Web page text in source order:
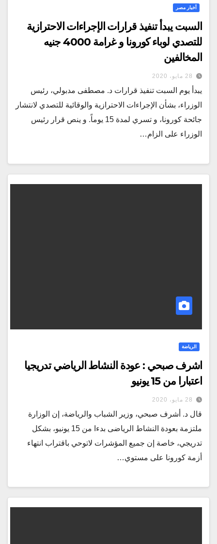
أخبار مصر
السبت يبدأ تنفيذ قرارات الإجراءات الاحترازية
للتصدي لوباء كورونا و غرامة 4000 جنيه
المخالفين
28 مايو، 2020
يبدأ يوم السبت تنفيذ قرارات د. مصطفى مدبولي، رئيس
الوزراء، بشأن الإجراءات الاحترازية والوقائية للتصدي لانتشار
جائحة كورونا، و تسري لمدة 15 يوماً. و ينص قرار رئيس
الوزراء على الزام…
الرياضة
اشرف صبحي : عودة النشاط الرياضي تدريجيا
اعتبارا من 15 يونيو
28 مايو، 2020
قال د. أشرف صبحي، وزير الشباب والرياضة، إن الوزارة
ملتزمة بعودة النشاط الرياضى بدءا من 15 يونيو، بشكل
تدريجي، خاصة إن جميع المؤشرات لاتوحي باقتراب انتهاء
أزمة كورونا على مستوي…